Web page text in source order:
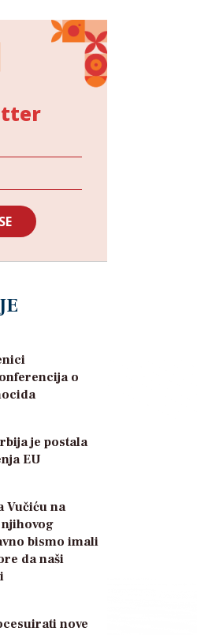
o
je postala
EU
Vučiću na
bismo imali
da naši
nove